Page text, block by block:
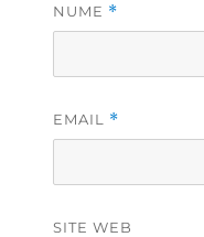
NUME *
EMAIL *
SITE WEB